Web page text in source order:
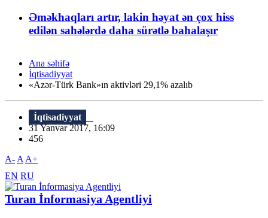
Əməkhaqları artır, lakin həyat ən çox hiss
edilən sahələrdə daha sürətlə bahalaşır
Ana səhifə
İqtisadiyyat
«Azər-Türk Bank»ın aktivləri 29,1% azalıb
İqtisadiyyat
31 Yanvar 2017, 16:09
456
A- A A+
EN RU
Turan İnformasiya Agentliyi